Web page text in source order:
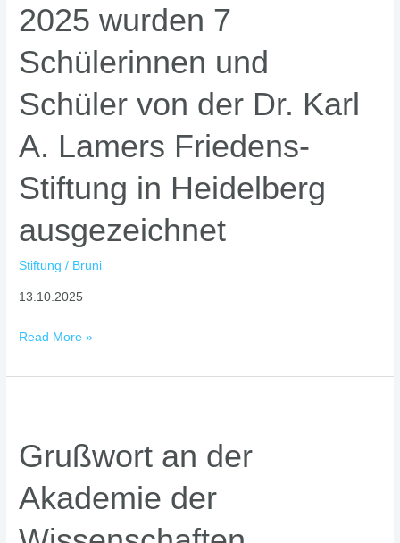
2025 wurden 7
Schülerinnen und
Schüler von der Dr. Karl
A. Lamers Friedens-
Stiftung in Heidelberg
ausgezeichnet
Stiftung / Bruni
13.10.2025
2025
wurden
7
Schülerinnen
und
von
Dr.
A.
Friedens-
Stiftung
Heidelberg
Read More »
Grußwort an der
Akademie der
der
Akademie
der
Wissenschaften